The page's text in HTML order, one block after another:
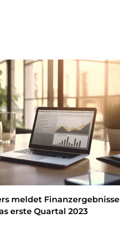
meldet Finanzergebnisse
erste Quartal 2023